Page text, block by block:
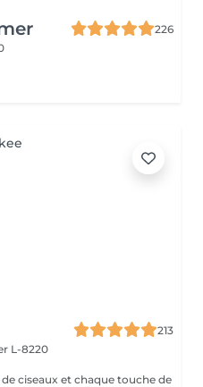
226
213
L-8220
ciseaux et chaque touche de